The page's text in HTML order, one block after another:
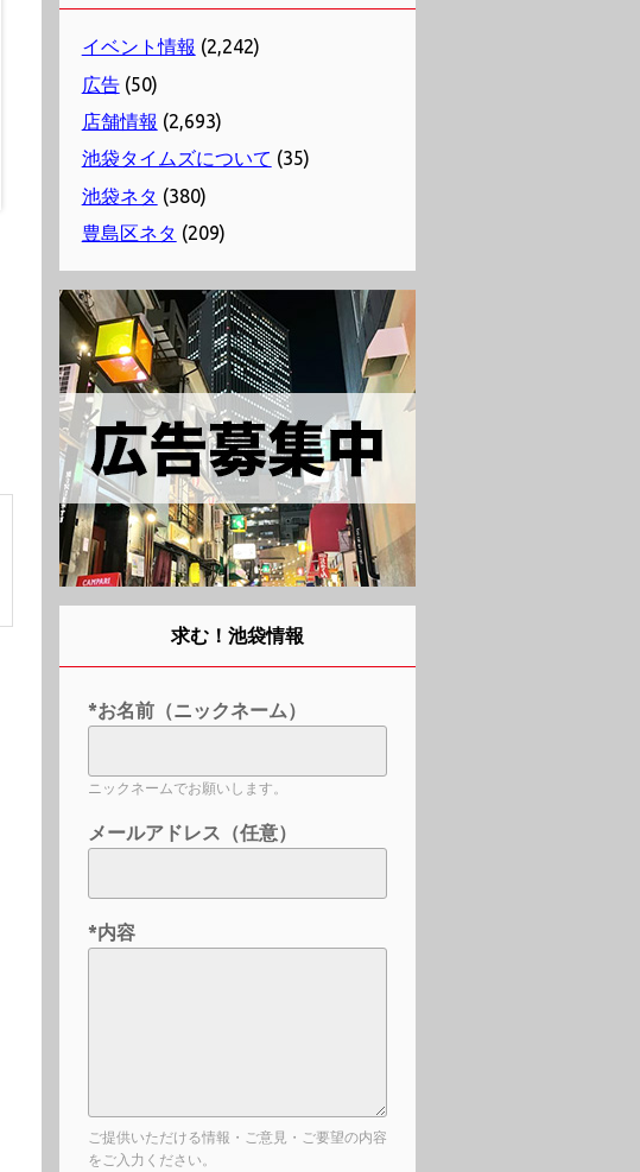
イベント情報 (2,242)
広告(50)
店舗情報 (2,693)
池袋タイムズについて (35)
池袋ネタ (380)
豊島区ネタ (209)
求む！池袋情報
*お名前（ニックネーム）
ニックネームでお願いします。
メールアドレス（任意）
*内容
ご提供いただける情報・ご意見・ご要望の内容
をご入力ください。